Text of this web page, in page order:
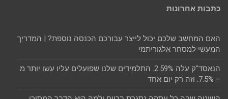
כתבות אחרונות
האם המחשב שלכם יכול לייצר עבורכם הכנסה נוספת? | המדריך
המעשי למסחר אלגוריתמי
הנאסד"ק עלה 2.59%. התלמידים שלנו שפועלים עליו עשו יותר מ
– 7.5%. וזה רק יום אחד